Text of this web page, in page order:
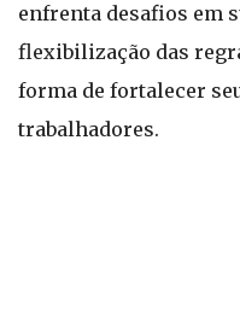
enfrenta desafios em
flexibilização das
forma de fortalecer
trabalhadores.